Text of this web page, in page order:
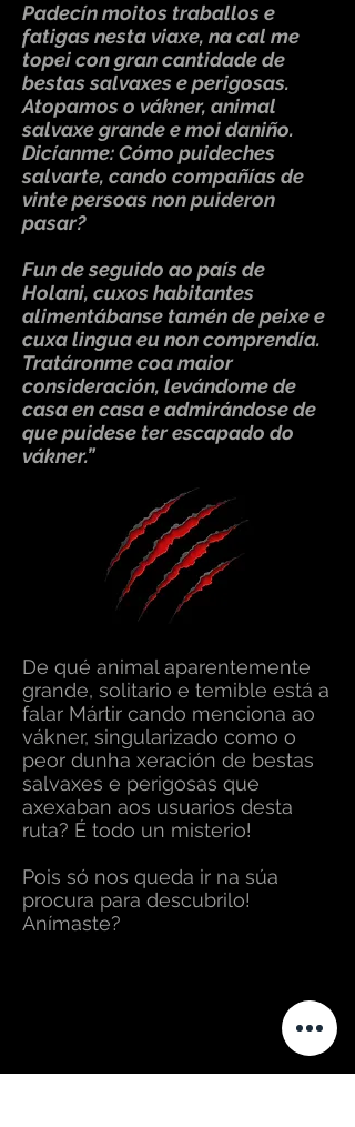
Padecín moitos traballos e
fatigas nesta viaxe, na cal me
topei con gran cantidade de
bestas salvaxes e perigosas.
Atopamos o vákner, animal
salvaxe grande e moi daniño.
Dicíanme: Cómo puideches
salvarte, cando compañías de
vinte persoas non puideron
pasar?
Fun de seguido ao país de
Holani, cuxos habitantes
alimentábanse tamén de peixe e
cuxa lingua eu non comprendía.
Tratáronme coa maior
consideración, levándome de
casa en casa e admirándose de
que puidese ter escapado do
vákner.”
De qué animal aparentemente
grande, solitario e temible está a
falar Mártir cando menciona ao
vákner, singularizado como o
peor dunha xeración de bestas
salvaxes e perigosas que
axexaban aos usuarios desta
ruta? É todo un misterio!
Pois só nos queda ir na súa
procura para descubrilo!
Anímaste?